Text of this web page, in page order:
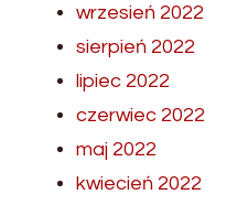
wrzesień 2022
sierpień 2022
lipiec 2022
czerwiec 2022
maj 2022
kwiecień 2022